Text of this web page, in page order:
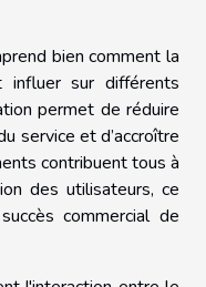
bien comment la
influer sur différents
permet de réduire
service et d’accroître
contribuent tous à
des utilisateurs, ce
commercial de